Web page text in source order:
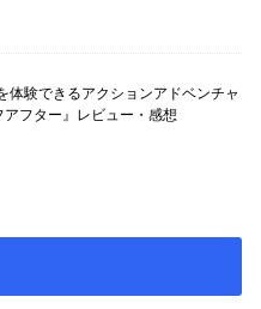
体験できるアクションアドベンチャ
フター』レビュー・感想